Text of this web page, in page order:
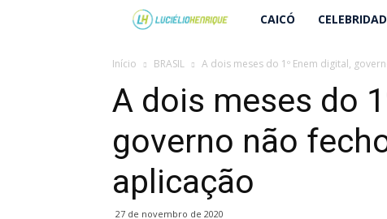
Lucielio
Henrique
CAICÓ
Início BRASIL A dois meses do 1º Enem digital,
A dois meses do
governo não
aplicação
27 de novembro de 2020